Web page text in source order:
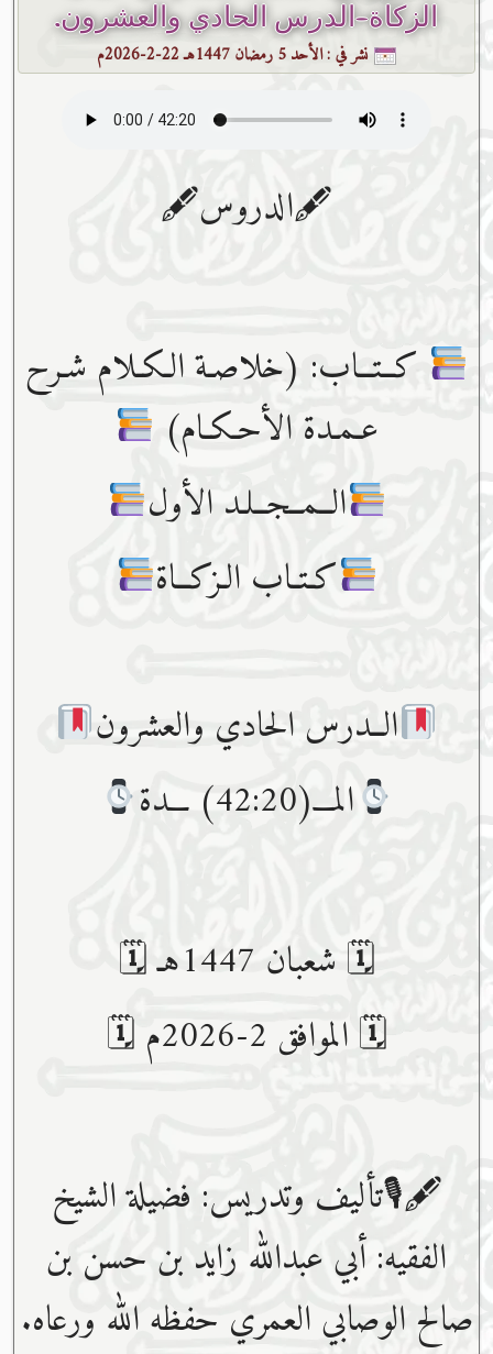
الزكاة-الدرس الحادي والعشرون.
نشر في :الأحد 5 رمضان 1447هـ 22-2-2026م
🖋الدروس🖋
كــتــاب: (خلاصـة الـكـلام شـرح
عـمـدة الأحـكـام)
الــمــجــلـد الأول
كـتـاب الـزكــاة
الــدرس الحادي والعشرون
المـــ(42:20) ـــدة
🗓 شعبان 1447هـ 🗓
🗓 الموافق 2-2026م 🗓
🖋🎙تأليف وتدريس: فضيلة الشيخ
الفقيه: أبي عبدﷲ زايد بن حسن بن
صالح الوصابي العمري حفظه ﷲ ورعاه.